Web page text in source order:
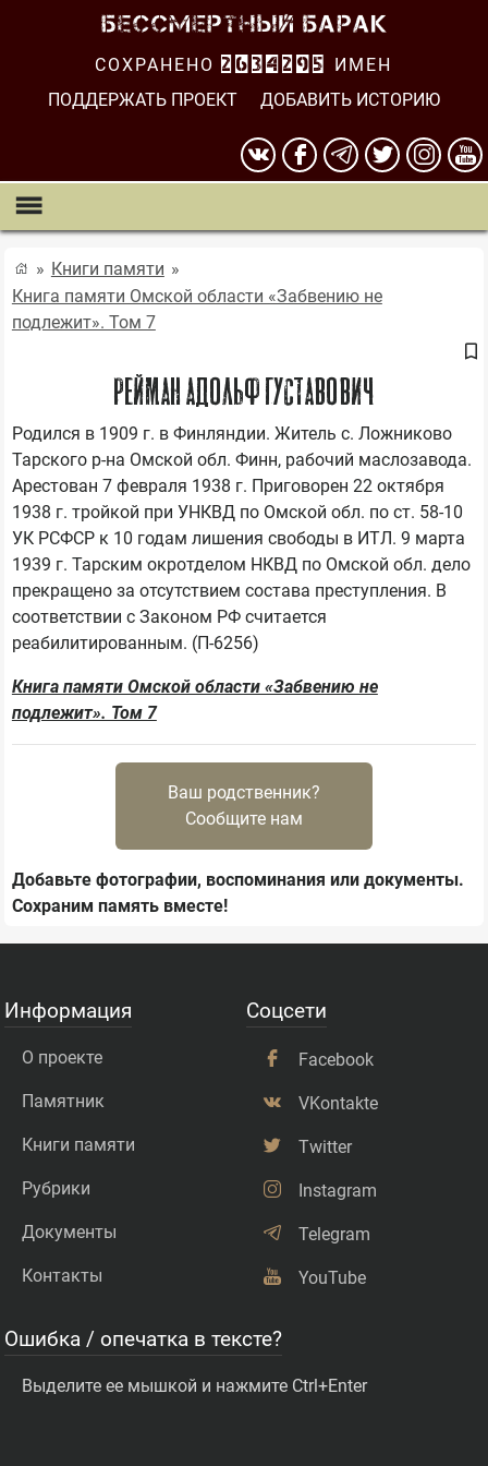
СОХРАНЕНО 2634295
ИМЕН
ПОДДЕРЖАТЬ ПРОЕКТ
ДОБАВИТЬ ИСТОРИЮ
Книги памяти
Книга памяти Омской области «Забвению не
подлежит». Том 7
РЕЙМАН АДОЛЬФ ГУСТАВОВИЧ
Родился в 1909 г. в Финляндии. Житель с. Ложниково
Тарского р-на Омской обл. Финн, рабочий маслозавода.
Арестован 7 февраля 1938 г. Приговорен 22 октября
1938 г. тройкой при УНКВД по Омской обл. по ст. 58-10
УК РСФСР к 10 годам лишения свободы в ИТЛ. 9 марта
1939 г. Тарским окротделом НКВД по Омской обл. дело
прекращено за отсутствием состава преступления. В
соответствии с Законом РФ считается
Книга памяти Омской области «Забвению не
подлежит». Том 7
Ваш родственник?
Сообщите нам
Добавьте фотографии, воспоминания или документы.
Сохраним память вместе!
Информация
О проекте
Памятник
Книги памяти
Рубрики
Документы
Контакты
Соцсети
Facebook
VKontakte
Twitter
Instagram
Telegram
YouTube
Ошибка / опечатка в тексте?
Выделите ее мышкой и нажмите Ctrl+Enter